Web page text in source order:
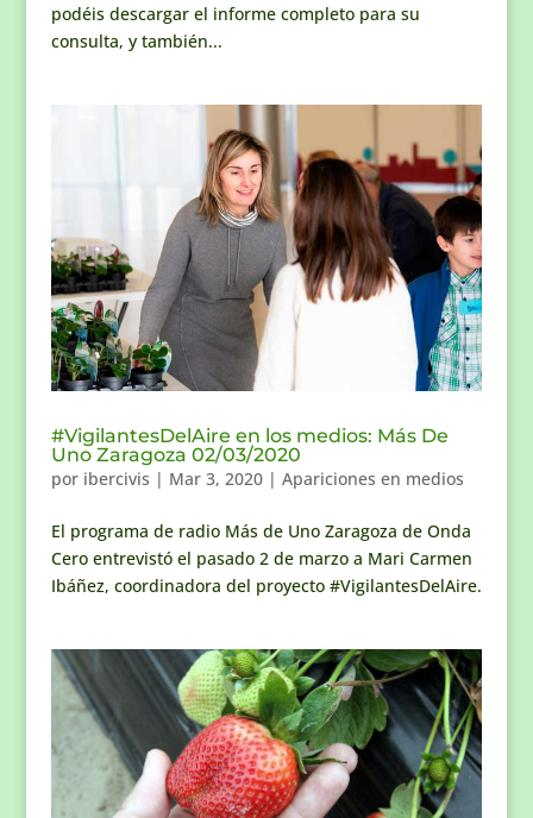
podéis descargar el informe completo para su
consulta, y también...
#VigilantesDelAire en los medios: Más De
Uno Zaragoza 02/03/2020
por ibercivis | Mar 3, 2020| Apariciones en medios
El programa de radio Más de Uno Zaragoza de Onda
Cero entrevistó el pasado 2 de marzo a Mari Carmen
Ibáñez, coordinadora del proyecto #VigilantesDelAire.